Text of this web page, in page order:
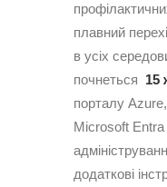
плавний
в усіх
почнеться 15
порталу
Microsoft Entra
додаткові